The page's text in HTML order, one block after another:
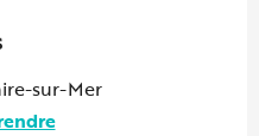
sur-Mer